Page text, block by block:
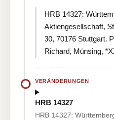
HRB 14327:
Aktiengesellschaft,
30, 70176 Stuttgart.
Richard, Münsing,
VERÄNDERUNGEN
HRB 14327
HRB 14327: